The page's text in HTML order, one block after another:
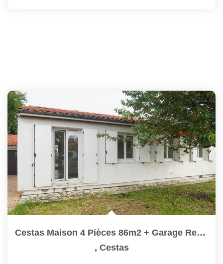
Cestas Maison 4 Pièces 86m2 + Garage Ref 2162
, Cestas